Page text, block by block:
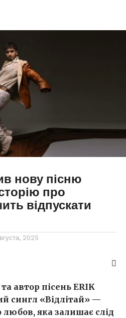
нову пісню
про
відпускати
2025
автор пісень ERIK
сингл «Відлітай» —
любов, яка залишає слід